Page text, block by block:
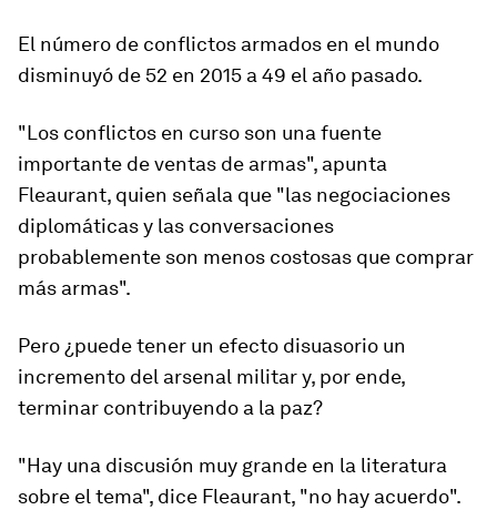
El número de conflictos armados en el mundo
disminuyó de 52 en 2015 a 49 el año pasado.
"Los conflictos en curso son una fuente
importante de ventas de armas", apunta
Fleaurant, quien señala que "las negociaciones
diplomáticas y las conversaciones
probablemente son menos costosas que comprar
más armas".
Pero ¿puede tener un efecto disuasorio un
incremento del arsenal militar y, por ende,
terminar contribuyendo a la paz?
"Hay una discusión muy grande en la literatura
sobre el tema", dice Fleaurant, "no hay acuerdo".